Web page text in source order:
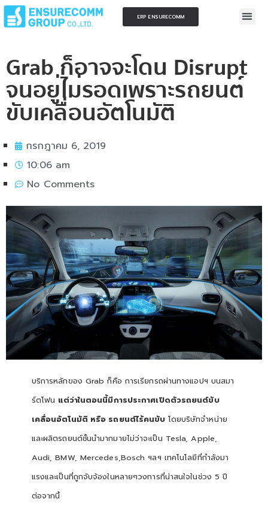
ERP ENSURECOMM
Grab ก็อาจจะโดน Disrupt
จนอยู่ไม่รอดเพราะรถยนต์
ขับเคลื่อนอัตโนมัติ
กรกฎาคม 6, 2019
10:06 am
No Comments
บริการหลักของ Grab ก็คือ การเรียกรถผ่านทางแอปฯ บนสมา
ร์ตโฟน แต่ว่าในตอนนี้มีการประกาศเปิดตัวรถยนต์ขับ
เคลื่อนอัตโนมัติ หรือ รถยนต์ไร้คนขับ โดยบริษัทจำหน่าย
และผลิตรถยนต์ชั้นนำมากมายไม่ว่าจะเป็น Tesla, Apple,
Audi, BMW, Mercedes,Bosch ฯลฯ เทคโนโลยีที่กำลังมา
แรงและเป็นที่ถูกจับจ้องในหลายๆวงการที่น่าสนใจในช่วง 5 ปี
ต่อจากนี้